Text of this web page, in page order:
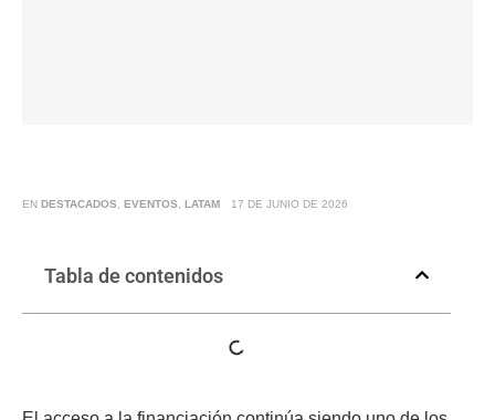
EN DESTACADOS EVENTOS LATAM 17 DE JUNIO DE 2026
Tabla de contenidos